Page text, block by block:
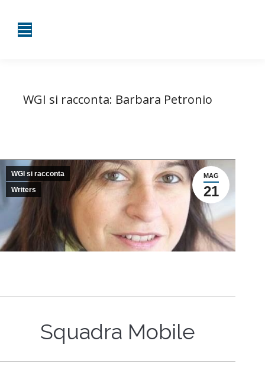
WGI si racconta: Barbara Petronio
MAG
21
WGI si racconta
Writers
Squadra Mobile